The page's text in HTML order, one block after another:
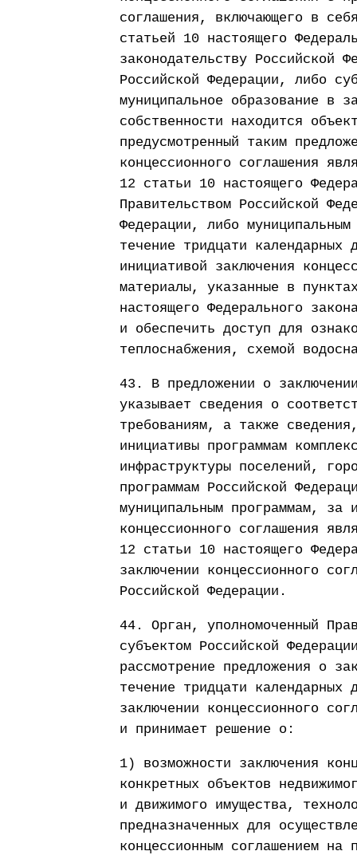
соглашения, включающего в
статьей 10 настоящего
законодательству Российской
Российской Федерации, либо
муниципальное образование в
собственности находится
предусмотренный таким
концессионного соглашения
12 статьи 10 настоящего
Правительством Российской
Федерации, либо
течение тридцати
инициативой заключения
материалы, указанные в
настоящего Федерального
и обеспечить доступ для
теплоснабжения, схемой
43. В предложении о
указывает сведения о
требованиям, а также
инициативы программам
инфраструктуры поселений,
программам Российской
муниципальным программам, за
концессионного соглашения
12 статьи 10 настоящего
заключении концессионного
Российской Федерации.
44. Орган, уполномоченный
субъектом Российской
рассмотрение предложения о
течение тридцати календарных
заключении концессионного
и принимает решение о:
1) возможности заключения
конкретных объектов
и движимого имущества,
предназначенных для
концессионным соглашением на